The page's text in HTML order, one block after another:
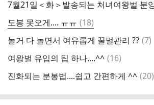
도봉 못오게.... ㅠㅠ 댓
글
(18)
놀거 다 놀면서 여유롭게 꿀벌관리 ?? 댓
(7)
여왕벌 유입의 팁 하나....^^ 댓
(16)
진화되는 분봉법....쉽고 간편하게 ^^ 댓
(20)